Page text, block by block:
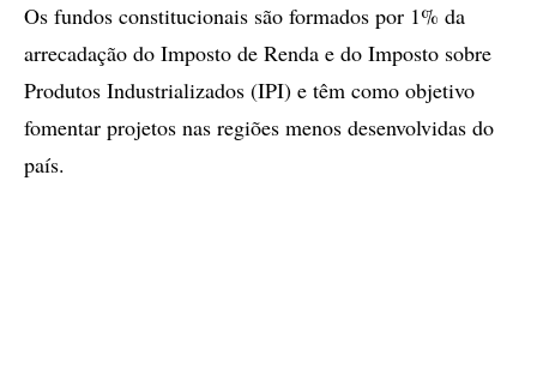
Os fundos constitucionais são formados por 1% da
arrecadação do Imposto de Renda e do Imposto sobre
Produtos Industrializados (IPI) e têm como objetivo
fomentar projetos nas regiões menos desenvolvidas do
país.